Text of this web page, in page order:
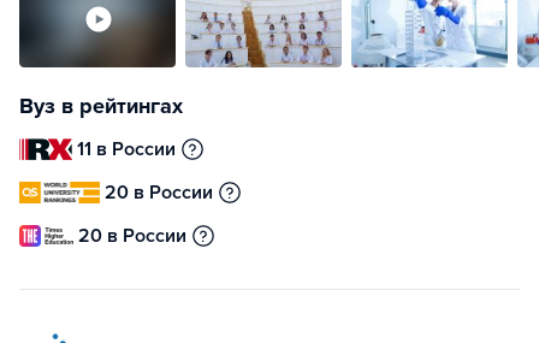
Вуз в рейтингах
11 в России
20 в России
20 в России